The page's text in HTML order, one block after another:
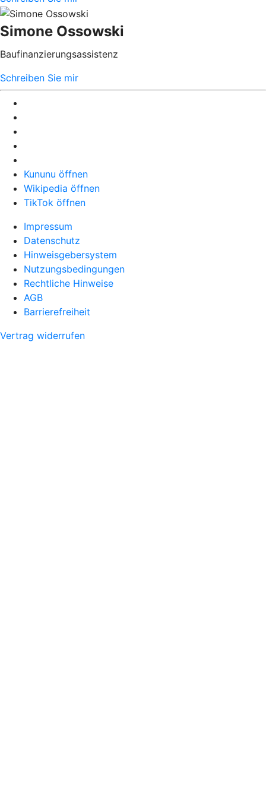
Simone Ossowski
Baufinanzierungsassistenz
Schreiben Sie mir
Kununu öffnen
Wikipedia öffnen
TikTok öffnen
Impressum
Datenschutz
Hinweisgebersystem
Nutzungsbedingungen
Rechtliche Hinweise
AGB
Barrierefreiheit
Vertrag widerrufen